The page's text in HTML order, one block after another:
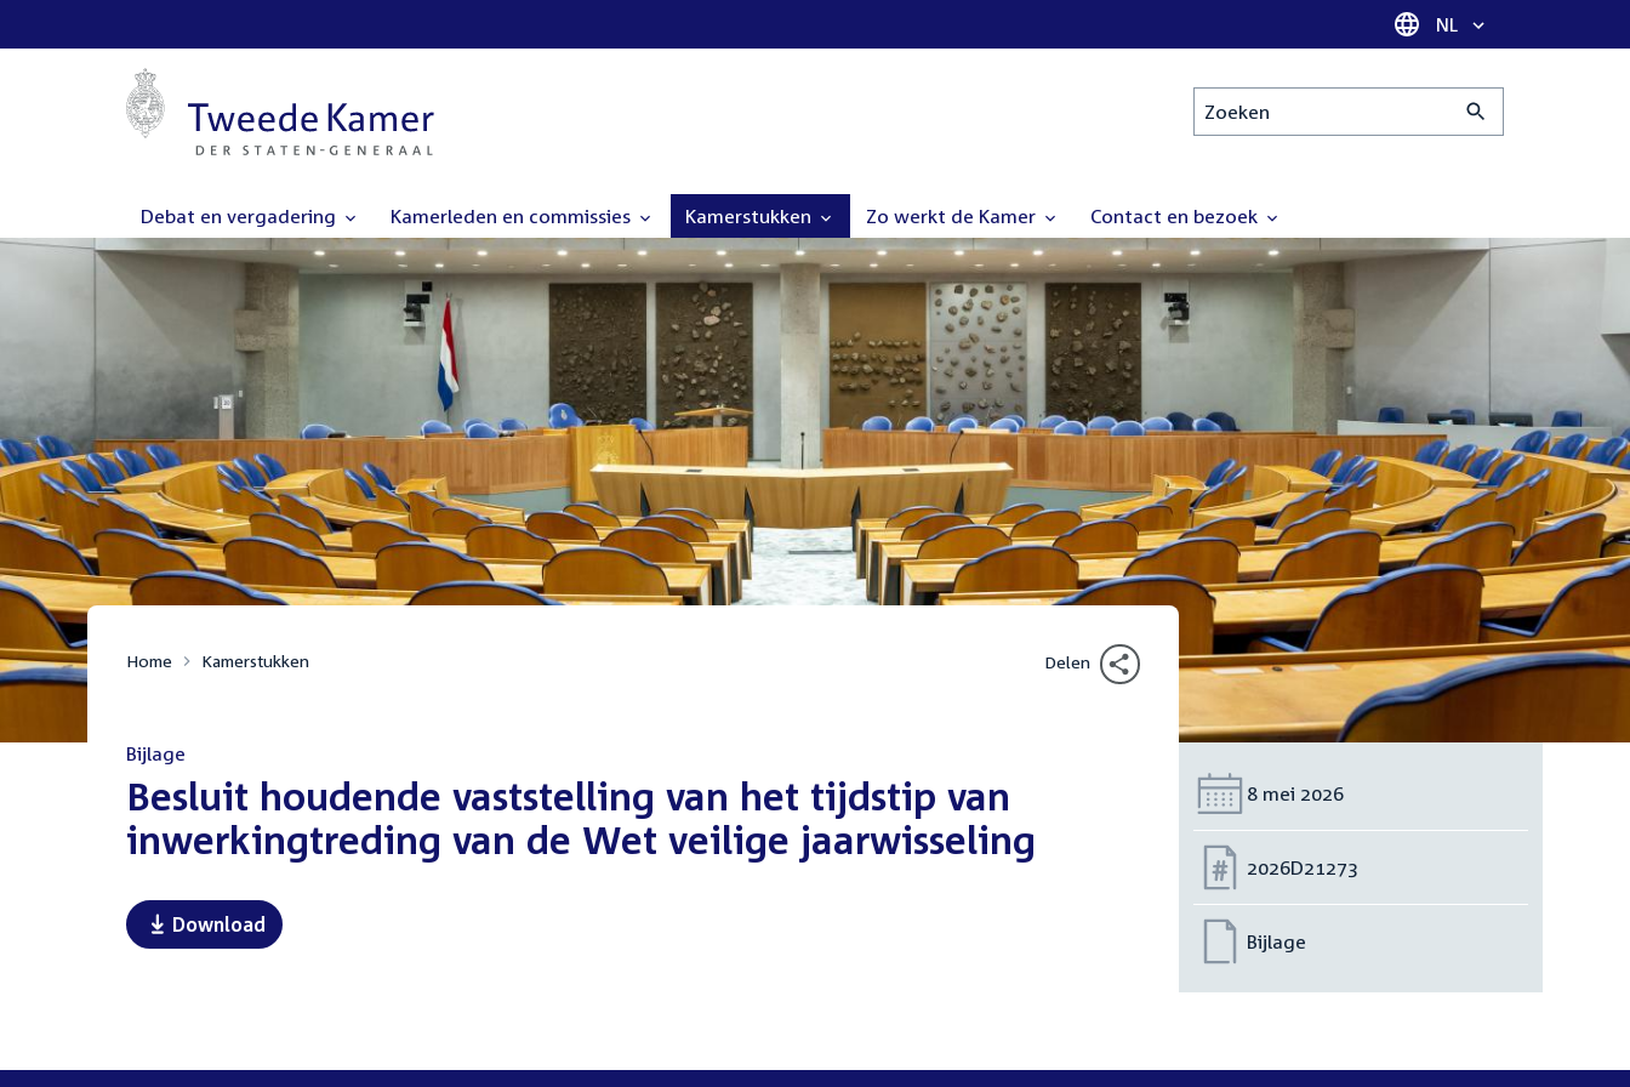
Taal selectie
NL
Zoeken
Debat en vergadering Kamerleden en commissies Kamerstukken Zo werkt de Kamer Contact en bezoek
Home Kamerstukken Delen
Bijlage
:Besluit houdende vaststelling van het tijdstip van
inwerkingtreding van de Wet veilige jaarwisseling
Download
Datum:
8 mei 2026
Nummer:
2026D21273
Bijlage